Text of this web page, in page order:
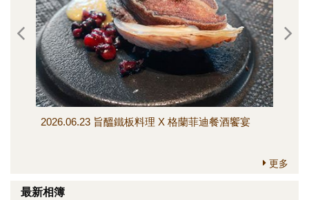
2026.06.23 旨醞鐵板料理 X 格蘭菲迪餐酒饗宴
更多
最新相簿